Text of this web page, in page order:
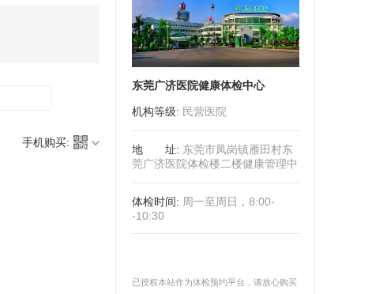
手机购买:
东莞广济医院健康体检中心
机构等级: 民营医院
地址: 东莞市凤岗镇雁田村东
莞广济医院体检楼二楼健康管理中
体检时间: 周一至周日，8:00-
-10:30
已授权本站作为体检预约平台，请放心购买